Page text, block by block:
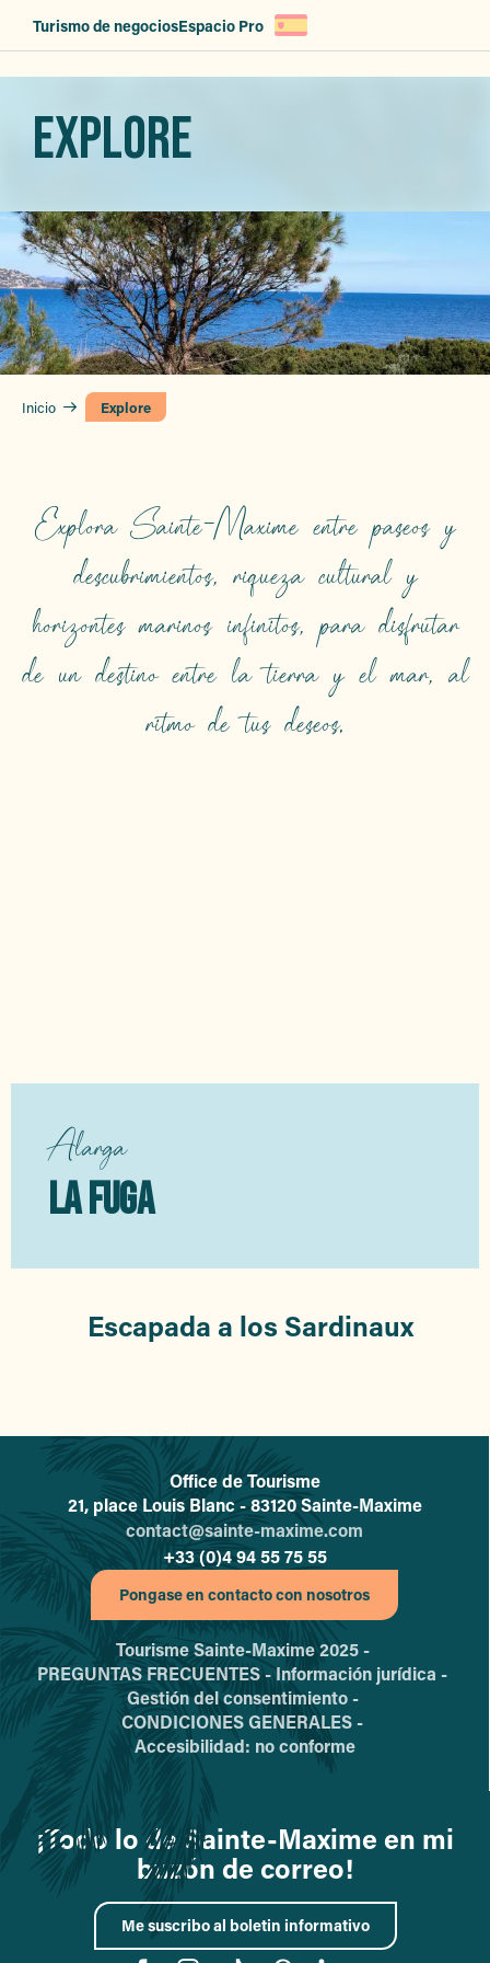
Turismo de negociosEspacio Pro
EXPLORE
Inicio Explore
Explora Sainte-Maxime entre paseos y
descubrimientos, riqueza cultural y
horizontes marinos infinitos, para disfrutar
de un destino entre la tierra y el mar, al
ritmo de tus deseos.
Alarga
LA FUGA
Escapada a los Sardinaux
L'office de tourisme de Sainte-
Office de Tourisme
21, place Louis Blanc - 83120 Sainte-Maxime
contact@sainte-maxime.com
+33 (0)4 94 55 75 55
Pongase en contacto con nosotros
Tourisme Sainte-Maxime 2025 -
PREGUNTAS FRECUENTES - Información jurídica -
Gestión del consentimiento -
CONDICIONES GENERALES -
Accesibilidad: no conforme
¡Todo lo de Sainte-Maxime en mi
buzón de correo!
Me suscribo al boletin informativo